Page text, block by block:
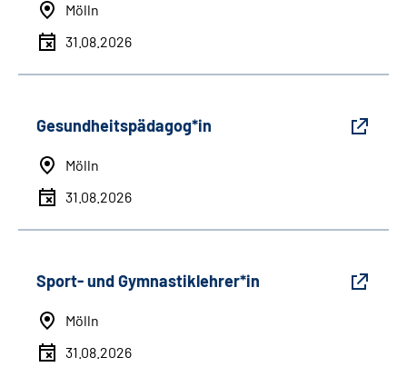
Mölln
31.08.2026
Gesundheitspädagog*in
Mölln
31.08.2026
Sport- und Gymnastiklehrer*in
Mölln
31.08.2026